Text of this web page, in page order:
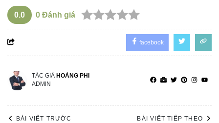
0.0 0 Đánh giá
facebook
TÁC GIẢ HOÀNG PHI
ADMIN
BÀI VIẾT TRƯỚC BÀI VIẾT TIẾP THEO